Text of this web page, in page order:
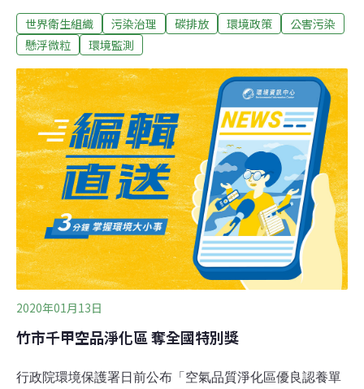
兩款柴油車執行檢測時發現，在定期進行清理車內防污濾
清器的程序時，微粒污染程度恐飆到正常標準1000倍。路
（Opel）/ 沃豪汽車（Vauxhal）Astra兩款柴油車執行的
檢測發現，自動清理濾清器時，微粒的排放量高於標準
32%至115%。歐寶 / 沃豪的發言人表示，因不了解運輸環
境聯合會所公布報告的細節，無法置評。運輸環境聯合會
表示，歐洲超過4500萬輛汽車安裝微粒濾清器，每年得清
理濾清器13億次。清理的程序可能兩週就有一次，並可持
續15公里距離。聯合會指出，根據歐盟現行法規，若是車
子在官方檢測期間清理濾清器，檢測結
世界衛生組織 污染治理 碳排放 環境政策
公害污染
懸浮微粒
環境監測
2020年01月13日
竹市千甲空品淨化區 奪全國特別獎
行政院環境保護署日前公布「空氣品質淨化區優良認養單